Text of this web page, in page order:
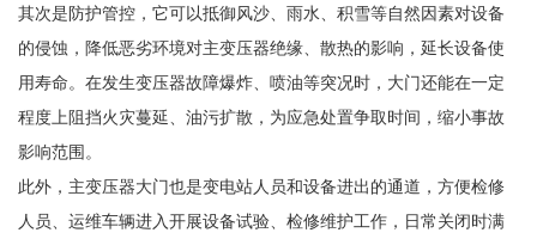
其次是防护管控，它可以抵御风沙、雨水、积雪等自然因素对设备
的侵蚀，降低恶劣环境对主变压器绝缘、散热的影响，延长设备使
用寿命。在发生变压器故障爆炸、喷油等突况时，大门还能在一定
程度上阻挡火灾蔓延、油污扩散，为应急处置争取时间，缩小事故
影响范围。
此外，主变压器大门也是变电站人员和设备进出的通道，方便检修
人员、运维车辆进入开展设备试验、检修维护工作，日常关闭时满